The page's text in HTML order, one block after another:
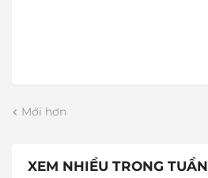
Mới hơn
XEM NHIỀU TRONG TUẦN